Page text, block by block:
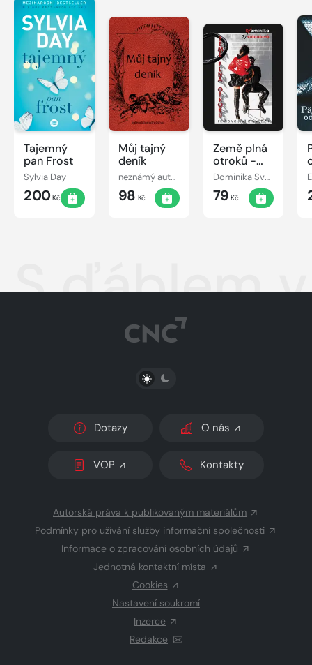
Tajemný
pan Frost
Sylvia Day
200Kč
Můj tajný
deník
neznámý autor
98 Kč
Země plná
otroků -
Pravda o
(vašich)
mužích
Dominika Svobodová
79 Kč
S ďáblem
PŘEPNOUT SVĚTLÝ/TMAVÝ REŽIM
Dotazy O nás
VOP Kontakty
Autorská práva k publikovaným materiálům
Podmínky pro užívání služby informační společnosti
Informace o zpracování osobních údajů
Jednotná kontaktní místa
Cookies
Nastavení soukromí
Inzerce
Redakce